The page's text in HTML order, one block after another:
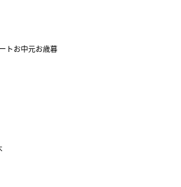
トお中元お歳暮